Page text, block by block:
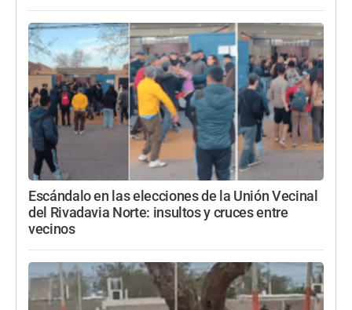
Escándalo en las elecciones de la Unión Vecinal
del Rivadavia Norte: insultos y cruces entre
vecinos